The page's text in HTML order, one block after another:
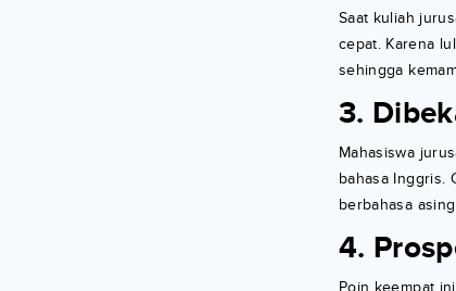
Saat kuliah
cepat. Karena
sehingga
3.
Mahasiswa
bahasa Inggris.
berbahasa
4.